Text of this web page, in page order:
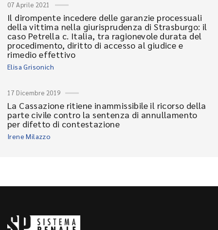
07 Aprile 2021
Il dirompente incedere delle garanzie processuali
della vittima nella giurisprudenza di Strasburgo: il
caso Petrella c. Italia, tra ragionevole durata del
procedimento, diritto di accesso al giudice e
rimedio effettivo
Elisa Grisonich
17 Dicembre 2019
La Cassazione ritiene inammissibile il ricorso della
parte civile contro la sentenza di annullamento
per difetto di contestazione
Irene Milazzo